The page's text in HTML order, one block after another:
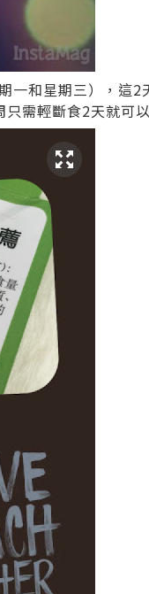
一和星期三），這2
需輕斷食2天就可